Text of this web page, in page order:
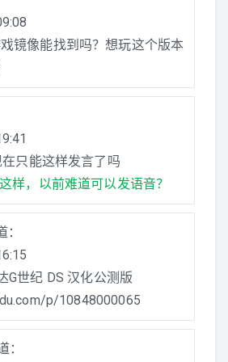
镜像能找到吗？想玩这个版本
只能这样发言了吗
样，以前难道可以发语音？
：
G世纪 DS 汉化公测版
p/10848000065
：